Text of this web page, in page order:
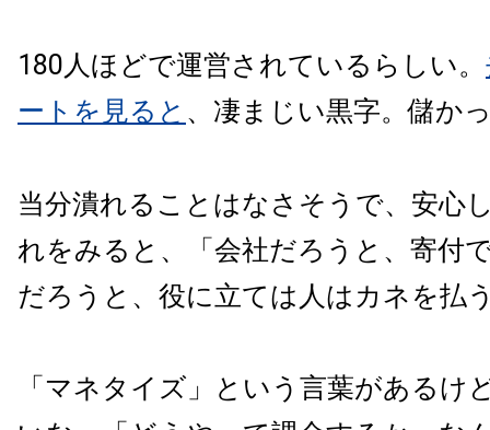
180人ほどで運営されているらしい。
ートを見ると 、凄まじい黒字。儲か
当分潰れることはなさそうで、安心
れをみると、「会社だろうと、寄付
だろうと、役に立ては人はカネを払
「マネタイズ」という言葉があるけ